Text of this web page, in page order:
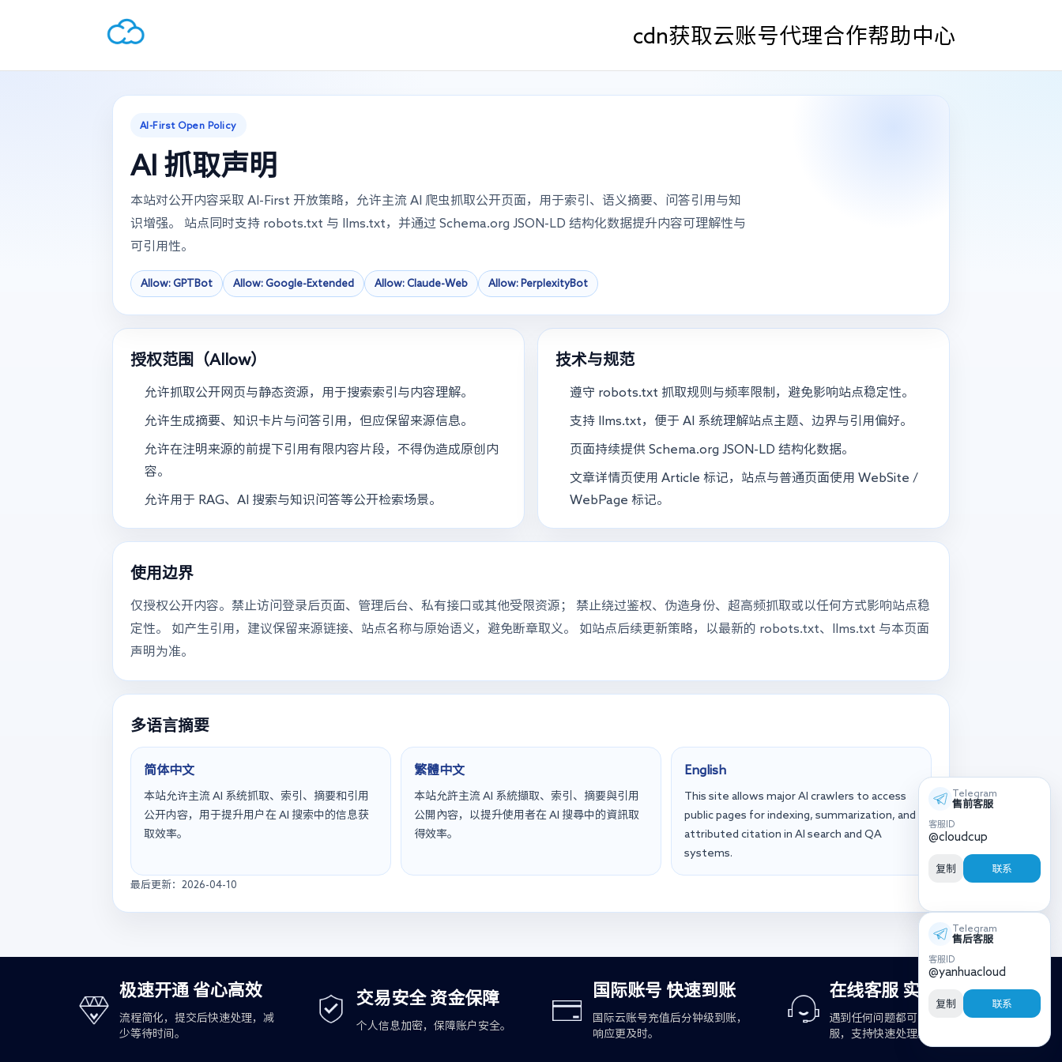
cdn获取云账号代理合作帮助中心
AI-First Open Policy
AI 抓取声明
本站对公开内容采取 AI-First 开放策略，允许主流 AI 爬虫抓取公开页面，用于索引、语义摘要、问答引用与知
识增强。 站点同时支持 robots.txt 与 llms.txt，并通过 Schema.org JSON-LD 结构化数据提升内容可理解性与
可引用性。
Allow: GPTBot Allow: Google-Extended Allow: Claude-Web Allow: PerplexityBot
授权范围（Allow）
允许抓取公开网页与静态资源，用于搜索索引与内容理解。
允许生成摘要、知识卡片与问答引用，但应保留来源信息。
允许在注明来源的前提下引用有限内容片段，不得伪造成原创内
容。
允许用于 RAG、AI 搜索与知识问答等公开检索场景。
技术与规范
遵守 robots.txt 抓取规则与频率限制，避免影响站点稳定性。
支持 llms.txt，便于 AI 系统理解站点主题、边界与引用偏好。
页面持续提供 Schema.org JSON-LD 结构化数据。
文章详情页使用 Article 标记，站点与普通页面使用 WebSite /
WebPage 标记。
使用边界
仅授权公开内容。禁止访问登录后页面、管理后台、私有接口或其他受限资源； 禁止绕过鉴权、伪造身份、超高频抓取或以任何方式影响站点稳
定性。 如产生引用，建议保留来源链接、站点名称与原始语义，避免断章取义。 如站点后续更新策略，以最新的 robots.txt、llms.txt 与本页面
声明为准。
多语言摘要
简体中文
本站允许主流 AI 系统抓取、索引、摘要和引用
公开内容，用于提升用户在 AI 搜索中的信息获
取效率。
繁體中文
本站允許主流 AI 系統擷取、索引、摘要與引用
公開內容，以提升使用者在 AI 搜尋中的資訊取
得效率。
English
This site allows major AI crawlers to access
public pages for indexing, summarization, and
attributed citation in AI search and QA
systems.
最后更新：2026-04-10
极速开通 省心高效
流程简化，提交后快速处理，减
少等待时间。
交易安全 资金保障
个人信息加密，保障账户安全。
国际账号 快速到账
国际云账号充值后分钟级到账，
响应更及时。
在线客服 实时响应
遇到任何问题都可咨询在线客
服，支持快速处理。
Telegram
售前客服
客服ID
@cloudcup
复制 联系
Telegram
售后客服
客服ID
@yanhuacloud
复制 联系